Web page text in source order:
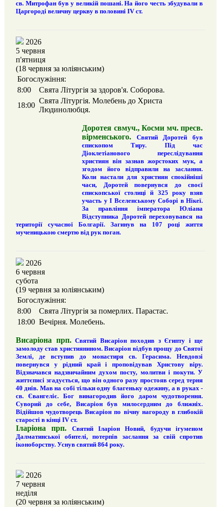
св. Митрофан був у великій пошані. На його честь збудували в
Царгороді величну церкву в половині IV ст.
2026
5 червня
п'ятниця
(18 червня за юліянським)
Богослужіння:
8:00
Свята Літургія за здоров'я. Соборова.
18:00
Свята Літургія. Молебень до Христа
Людинолюбця.
Доротея свмуч., Косми мч. пресв.
вірменського. Святий Доротей був
єпископом Тиру. Під час
Діоклетіанового переслідування
християн він зазнав жорстоких мук, а
згодом його відправили на заслання.
Коли настали для християн спокійніші
часи, Доротей повернувся до своєї
єпископської столиці й 325 року взяв
участь у І Вселенському Соборі в Нікеї.
За правління імператора Юліана
Відступника Доротей переховувався на
території сучасної Болгарії. Загинув на 107 році життя
мученицькою смертю від рук поган.
2026
6 червня
субота
(19 червня за юліянським)
Богослужіння:
8:00
Свята Літургія за померлих. Парастас.
18:00 Вечірня. Молебень.
Висаріона прп.Святий Висаріон походив з Єгипту і ще
замолоду став християнином. Висаріон відбув прощу до Святої
Землі, де вступив до монастиря св. Герасима. Невдовзі
повернувся у рідний край і проповідував Христову віру.
Відзначався надзвичайним духом посту, молитви і покути. У
життєписі згадується, що він одного разу простояв серед терня
40 днів. Мав на собі тільки одну благеньку одежину, а в руках -
св. Євангеліє. Бог винагородив його даром чудотворення.
Суворий до себе, Висаріон був милосердним до ближніх.
Відійшов чудотворець Висаріон по вічну нагороду в глибокій
старості в кінці IV ст.
Іларіона прп. Святий Іларіон Новий, будучи ігуменом
Далматинської обителі, потерпів заслання за свій спротив
іконоборству. Уснув святий 864 року.
2026
7 червня
неділя
(20 червня за юліянським)